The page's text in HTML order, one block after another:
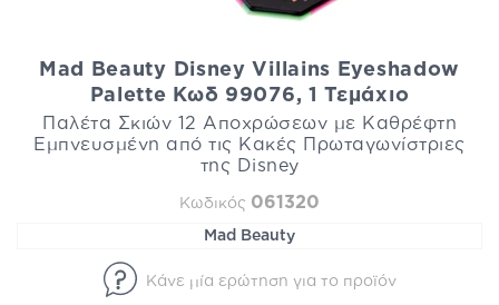
Mad Beauty Disney Villains Eyeshadow
Palette Κωδ 99076, 1 Τεμάχιο
Παλέτα Σκιών 12 Αποχρώσεων με Καθρέφτη
Εμπνευσμένη από τις Κακές Πρωταγωνίστριες
της Disney
Κωδικός 061320
Mad Beauty
Κάνε μία ερώτηση για το προϊόν